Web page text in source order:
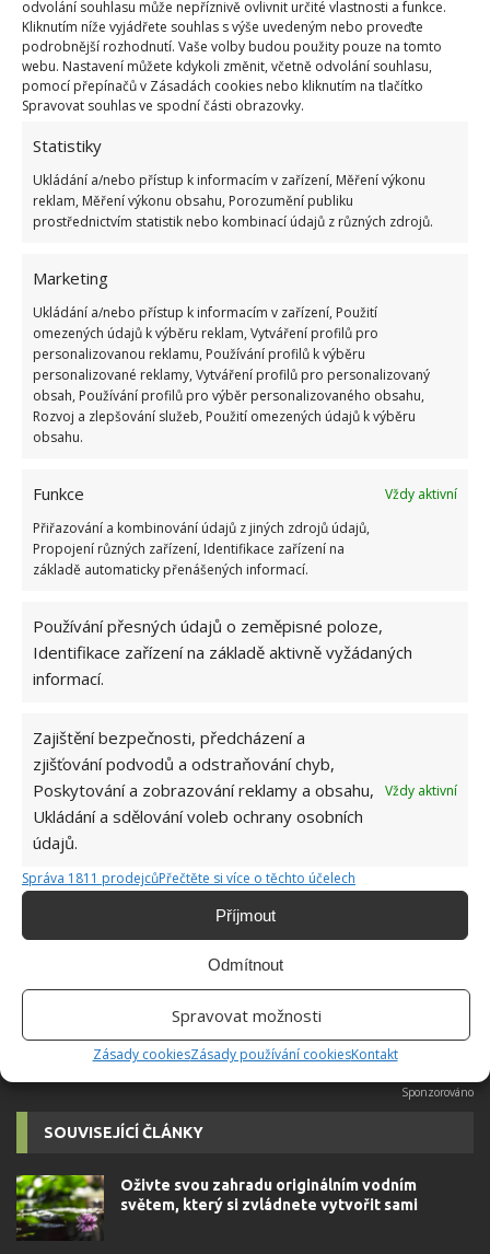
odvolání souhlasu může nepříznivě ovlivnit určité vlastnosti a funkce.
Kliknutím níže vyjádřete souhlas s výše uvedeným nebo proveďte
podrobnější rozhodnutí. Vaše volby budou použity pouze na tomto
webu. Nastavení můžete kdykoli změnit, včetně odvolání souhlasu,
pomocí přepínačů v Zásadách cookies nebo kliknutím na tlačítko
Spravovat souhlas ve spodní části obrazovky.
Statistiky
Ukládání a/nebo přístup k informacím v zařízení, Měření výkonu
reklam, Měření výkonu obsahu, Porozumění publiku
prostřednictvím statistik nebo kombinací údajů z různých zdrojů.
Marketing
Ukládání a/nebo přístup k informacím v zařízení, Použití
omezených údajů k výběru reklam, Vytváření profilů pro
personalizovanou reklamu, Používání profilů k výběru
personalizované reklamy, Vytváření profilů pro personalizovaný
obsah, Používání profilů pro výběr personalizovaného obsahu,
Rozvoj a zlepšování služeb, Použití omezených údajů k výběru
obsahu.
Funkce
Vždy aktivní
Přiřazování a kombinování údajů z jiných zdrojů údajů,
Propojení různých zařízení, Identifikace zařízení na
základě automaticky přenášených informací.
Používání přesných údajů o zeměpisné poloze,
Identifikace zařízení na základě aktivně vyžádaných
informací.
Zajištění bezpečnosti, předcházení a
zjišťování podvodů a odstraňování chyb,
Poskytování a zobrazování reklamy a obsahu,
Ukládání a sdělování voleb ochrany osobních
údajů.
Vždy aktivní
Správa 1811 prodejcůPřečtěte si více o těchto účelech
Příjmout
Odmítnout
Spravovat možnosti
Zásady cookiesZásady používání cookiesKontakt
rozhodně to nevadí.
Kvalita rozhoduje
že není káva, jako káva. Čím je káva kvalitnější, tím
lepší mohou být její účinky. Dokonce takové, že se lze
často obejít i bez celé řady běžných hnojiv. A vy jste
ZAHRADA
Do redakce Bydlimeutulne.cz se
přidala během svých studií a práce
rozhodla zůstat. Její v...
SOUVISEJÍCÍ ČLÁNKY
Oživte svou zahradu originálním vodním
světem, který si zvládnete vytvořit sami